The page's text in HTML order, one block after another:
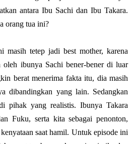
antara Ibu Sachi dan Ibu Takara.
orang tua ini?
masih tetep jadi best mother, karena
ibunya Sachi bener-bener di luar
berat menerima fakta itu, dia masih
dibandingkan yang lain. Sedangkan
pihak yang realistis. Ibunya Takara
Fuku, serta kita sebagai penonton,
saat hamil. Untuk episode ini